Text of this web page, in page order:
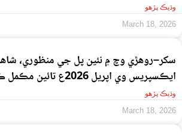
وڌيڪ پڙهو
March 18, 2026
سکر–روهڙي وچ ۾ نئين پل جي منظوري،
ايڪسپريس وي اپريل 2026ع تائين مڪمل ڪرڻ جي هدايت
وڌيڪ پڙهو
March 18, 2026